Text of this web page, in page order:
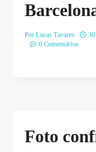
Por Lucas Tavares
0 Comentários
Foto